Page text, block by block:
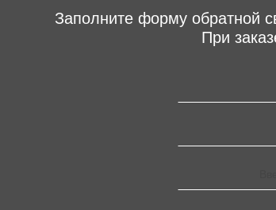
Заполните форму обратной
При